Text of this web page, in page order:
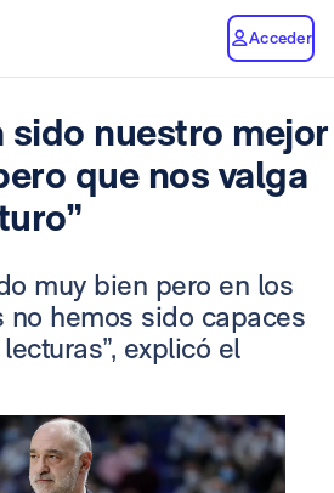
Acceder
sido nuestro mejor
que nos valga
muy bien pero en los
no hemos sido capaces
explicó el